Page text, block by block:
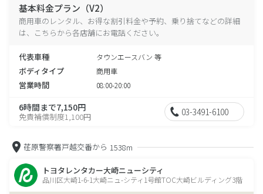
基本料金プラン（V2）
商用車のレンタル、お得な割引料金や予約、乗り捨てなどの詳細
は、こちらから各店舗にお電話ください。
代表車種 タウンエースバン 等
ボディタイプ 商用車
営業時間 08:00-20:00
6時間まで7,150円
免責補償制度1,100円 03-3491-6100
荏原警察署戸越交番から 1538m
トヨタレンタカー大崎ニューシティ
品川区大崎1-6-1大崎ニュ-シティ1号館TOC大崎ビルディング3階